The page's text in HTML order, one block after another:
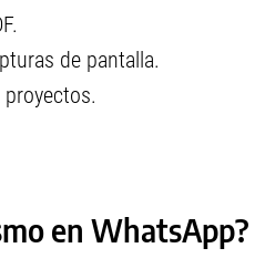
de pantalla.
en WhatsApp?